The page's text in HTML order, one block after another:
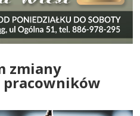
zmiany